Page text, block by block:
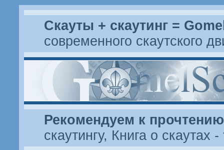
Скауты + скаутинг =
современного скаутского
Рекомендуем к прочтению
скаутингу, Книга о скаутах -